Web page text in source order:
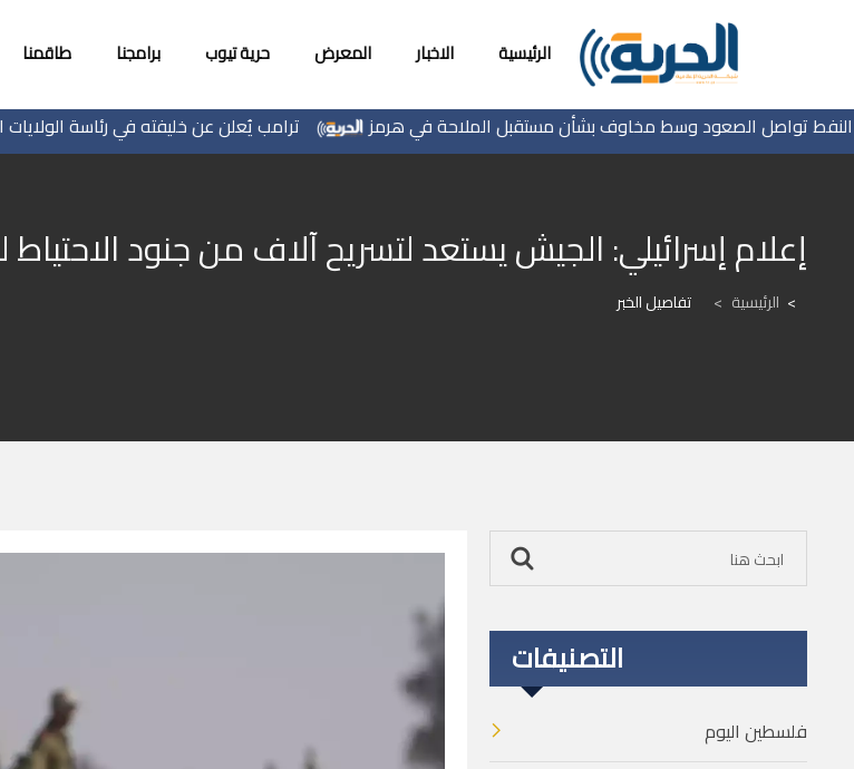
الرئيسية الاخبار المعرض حرية تيوب برامجنا طاقمنا
ترامب يُعلن عن خليفته في رئاسة الولايات تواصل الصعود وسط مخاوف بشأن مستقبل الملاحة في هرمز
إعلام إسرائيلي: الجيش يستعد لتسريح آلاف من جنود الاحتياط
الرئيسية > تفاصيل الخبر
التصنيفات
فلسطين اليوم